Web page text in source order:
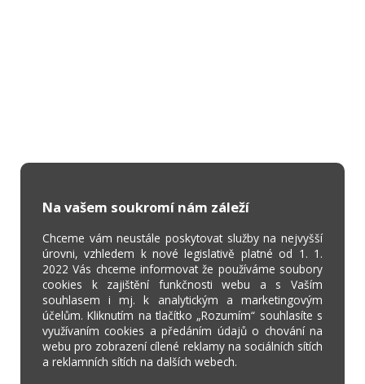
Na vašem soukromí nám záleží
Chceme vám neustále poskytovat služby na nejvyšší
úrovni, vzhledem k nové legislativě platné od 1. 1.
2022 Vás chceme informovat že používáme soubory
cookies k zajištění funkčnosti webu a s Vaším
souhlasem i mj. k analytickým a marketingovým
účelům. Kliknutím na tlačítko „Rozumím“ souhlasíte s
využívaním cookies a předáním údajů o chování na
webu pro zobrazení cílené reklamy na sociálních sítích
a reklamních sítích na dalších webech.